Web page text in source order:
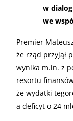
w
we
Premier
że rząd przyjął
wynika m.in. z
resortu
że wydatki
a deficyt o 24